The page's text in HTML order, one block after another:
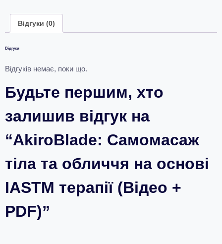
Відгуки (0)
Відгуки
Відгуків немає, поки що.
Будьте першим, хто
залишив відгук на
“AkiroBlade: Самомасаж
тіла та обличчя на основі
IASTM терапії (Відео +
PDF)”